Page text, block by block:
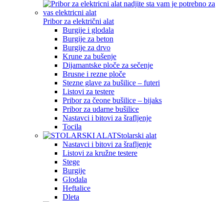
Pribor za električni alat
Burgije i glodala
Burgije za beton
Burgije za drvo
Krune za bušenje
Dijamantske ploče za sečenje
Brusne i rezne ploče
Stezne glave za bušilice – futeri
Listovi za testere
Pribor za čeone bušilice – bijaks
Pribor za udarne bušilice
Nastavci i bitovi za šrafljenje
Tocila
Stolarski alat
Nastavci i bitovi za šrafljenje
Listovi za kružne testere
Stege
Burgije
Glodala
Heftalice
Dleta